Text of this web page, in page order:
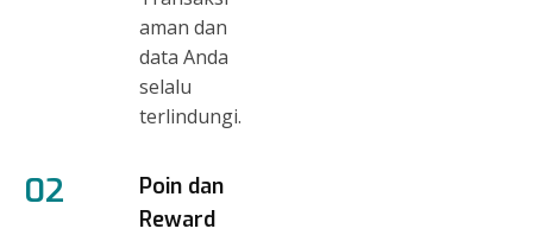
aman dan
data Anda
selalu
terlindungi.
02
Poin dan
Reward